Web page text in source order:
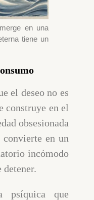
en una
tiene un
el deseo no es
construye en el
obsesionada
en un
incómodo
detener.
psíquica que